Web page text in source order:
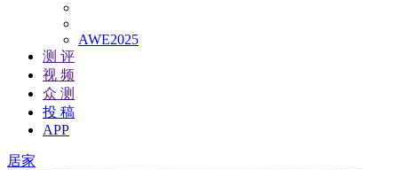
AWE2025
测 评
视 频
众 测
投 稿
APP
居家